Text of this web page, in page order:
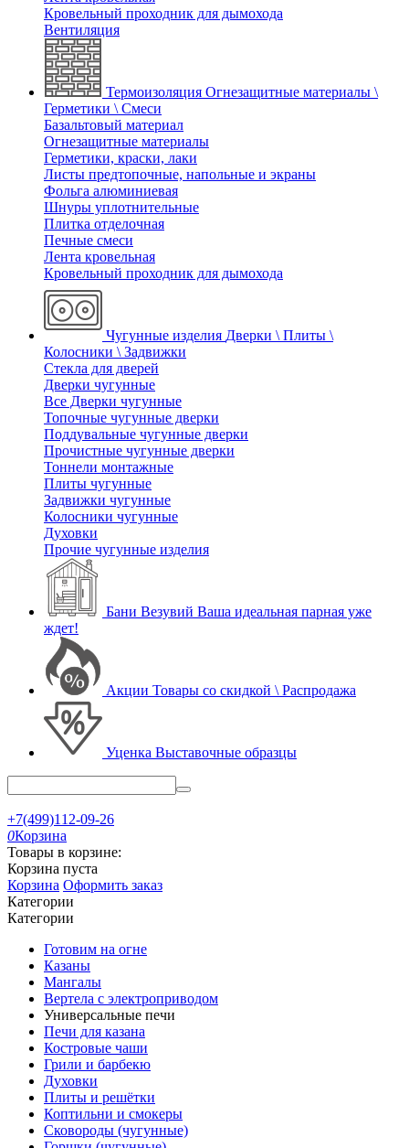
Кровельный проходник для дымохода
Вентиляция
Термоизоляция Огнезащитные материалы \
Герметики \ Смеси
Базальтовый материал
Огнезащитные материалы
Герметики, краски, лаки
Листы предтопочные, напольные и экраны
Фольга алюминиевая
Шнуры уплотнительные
Плитка отделочная
Печные смеси
Лента кровельная
Кровельный проходник для дымохода
Чугунные изделия Дверки \ Плиты \
Колосники \ Задвижки
Стекла для дверей
Дверки чугунные
Все Дверки чугунные
Топочные чугунные дверки
Поддувальные чугунные дверки
Прочистные чугунные дверки
Тоннели монтажные
Плиты чугунные
Задвижки чугунные
Колосники чугунные
Духовки
Прочие чугунные изделия
Бани Везувий Ваша идеальная парная уже
ждет!
Акции Товары со скидкой \ Распродажа
Уценка Выставочные образцы
+7(499)112-09-26
0Корзина
Товары в корзине:
Корзина пуста
Корзина Оформить заказ
Категории
Категории
Готовим на огне
Казаны
Мангалы
Вертела с электроприводом
Универсальные печи
Печи для казана
Костровые чаши
Грили и барбекю
Духовки
Плиты и решётки
Коптильни и смокеры
Сковороды (чугунные)